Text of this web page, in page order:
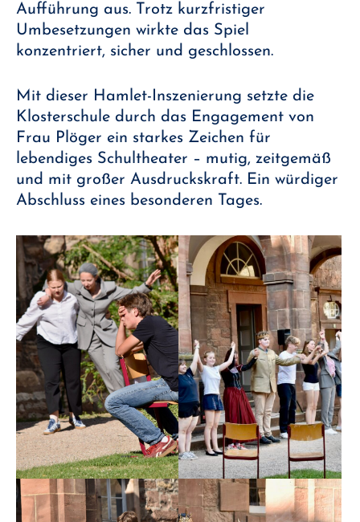
Aufführung aus. Trotz kurzfristiger
Umbesetzungen wirkte das Spiel
konzentriert, sicher und geschlossen.
Mit dieser Hamlet-Inszenierung setzte die
Klosterschule durch das Engagement von
Frau Plöger ein starkes Zeichen für
lebendiges Schultheater – mutig, zeitgemäß
und mit großer Ausdruckskraft. Ein würdiger
Abschluss eines besonderen Tages.